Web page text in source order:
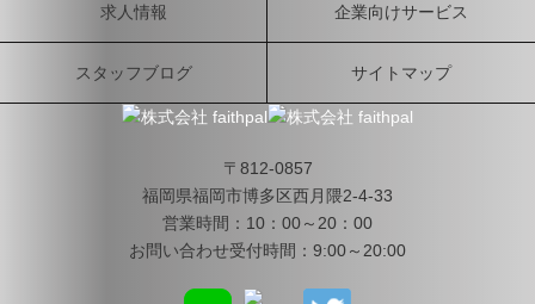
求人情報 企業向けサービス
スタッフブログ サイトマップ
〒812-0857
福岡県福岡市博多区西月隈2-4-33
営業時間：10：00～20：00
お問い合わせ受付時間：9:00～20:00